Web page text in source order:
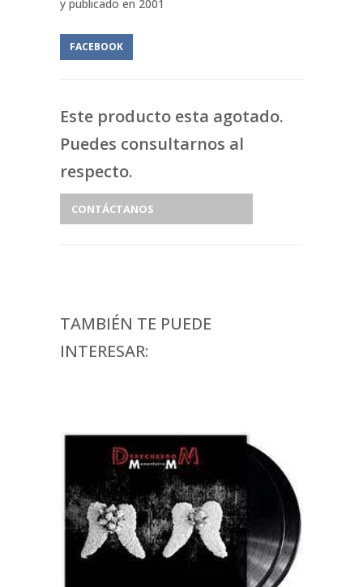
y publicado en 2001
FACEBOOK
Este producto esta agotado.
Puedes consultarnos al
respecto.
CONTÁCTANOS
TAMBIÉN TE PUEDE
INTERESAR: